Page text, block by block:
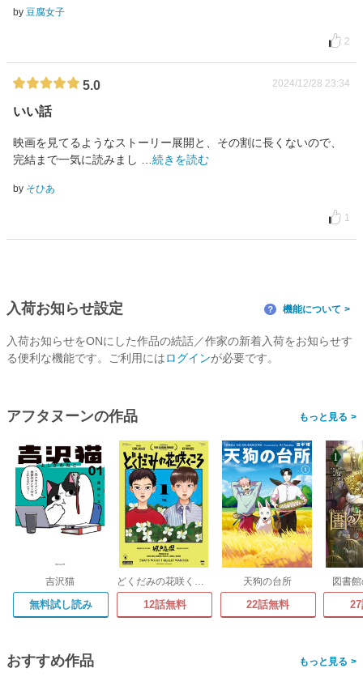
by 豆腐女子
2
5.0 2024/12/28 23:34
いい話
映画を見てるようなストーリー展開と、その割に長くないので、
完結まで一気に読みまし …続きを読む
by そひあ
1
入荷お知らせ設定 ？ 機能について
入荷お知らせをONにした作品の続話／作家の新着入荷をお知らせす
る便利な機能です。ご利用にはログインが必要です。
アフタヌーンの作品 >
吉沢猫
無料試し読み
どくだみの花咲くころ
12話無料
天狗の台所
22話無料
図書
おすすめ作品 >